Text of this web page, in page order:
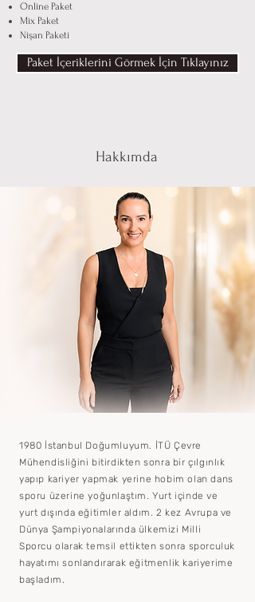
Online Paket
Mix Paket
Nişan Paketi
Paket İçeriklerini Görmek İçin Tıklayınız
Hakkımda
1980 İstanbul Doğumluyum. İTÜ Çevre
Mühendisliğini bitirdikten sonra bir çılgınlık
yapıp kariyer yapmak yerine hobim olan dans
sporu üzerine yoğunlaştım. Yurt içinde ve
yurt dışında eğitimler aldım. 2 kez Avrupa ve
Dünya Şampiyonalarında ülkemizi Milli
Sporcu olarak temsil ettikten sonra sporculuk
hayatımı sonlandırarak eğitmenlik kariyerime
başladım.